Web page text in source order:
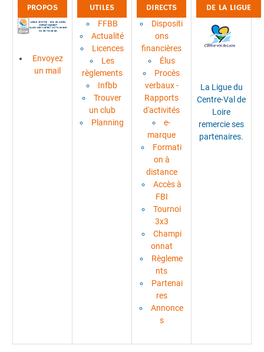
PROPOS
Envoyez
un mail
UTILES
FFBB
Actualité
Licences
Les
règlements
Infbb
Trouver
un club
Planning
DIRECTS
Dispositi
ons
financières
Élus
Procès
verbaux -
Rapports
d'activités
e-
marque
Formati
on à
distance
Accès à
FBI
Tournoi
3x3
Champi
onnat
Règleme
nts
Partenai
res
Annonce
s
DE LA LIGUE
La Ligue du
Centre-Val de
Loire
remercie ses
partenaires.